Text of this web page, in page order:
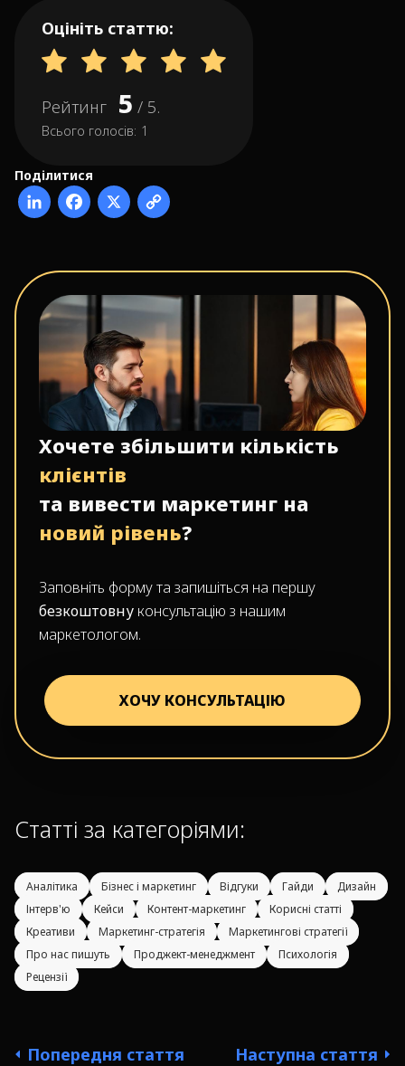
Оцініть статтю:
Рейтинг 5 / 5.
Всього голосів: 1
Поділитися
Хочете збільшити кількість
клієнтів
та вивести маркетинг на
новий рівень?
Заповніть форму та запишіться на першу
безкоштовну консультацію з нашим
маркетологом.
ХОЧУ КОНСУЛЬТАЦІЮ
Статті за категоріями:
Аналітика Бізнес і маркетинг Відгуки Гайди
Дизайн
Інтерв'ю
Кейси Контент-маркетинг
Корисні статті
Креативи
Маркетинг-стратегія
Маркетингові стратегії
Про нас пишуть
Проджект-менеджмент
Психологія
Рецензії
Попередня стаття Наступна стаття